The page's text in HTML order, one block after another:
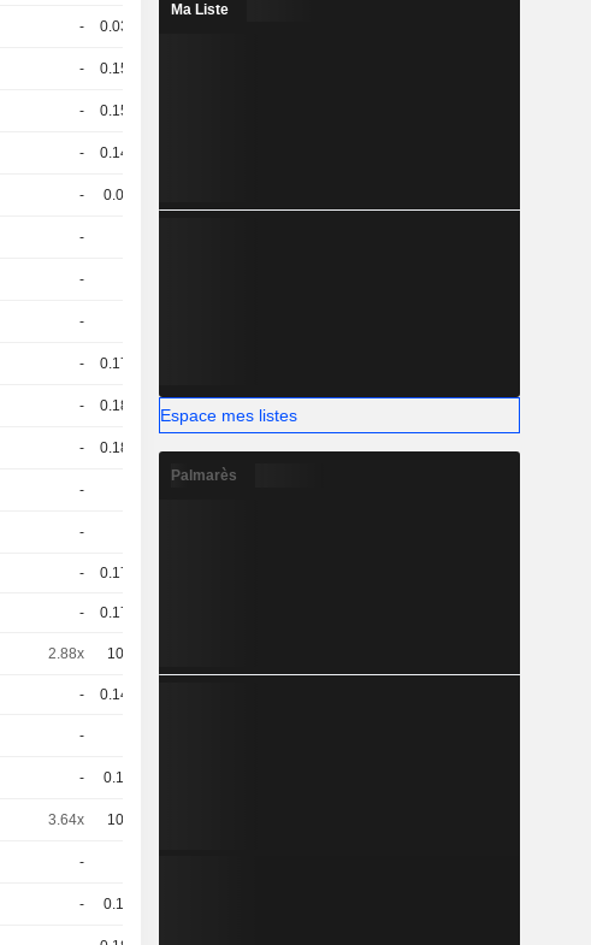
- 0.031
- 0.154
- 0.154
- 0.146
- 0.03
-
-
-
- 0.173
- 0.181 CHF
- 0.181 -CHF
-
-
- 0.175
- 0.173
2.88x 100
- 0.145
-
- 0.18
3.64x 100
-
- 0.18
Ma Liste
Espace mes listes
Palmarès